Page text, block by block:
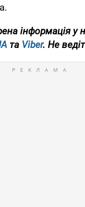
інформація у
та Viber. Не